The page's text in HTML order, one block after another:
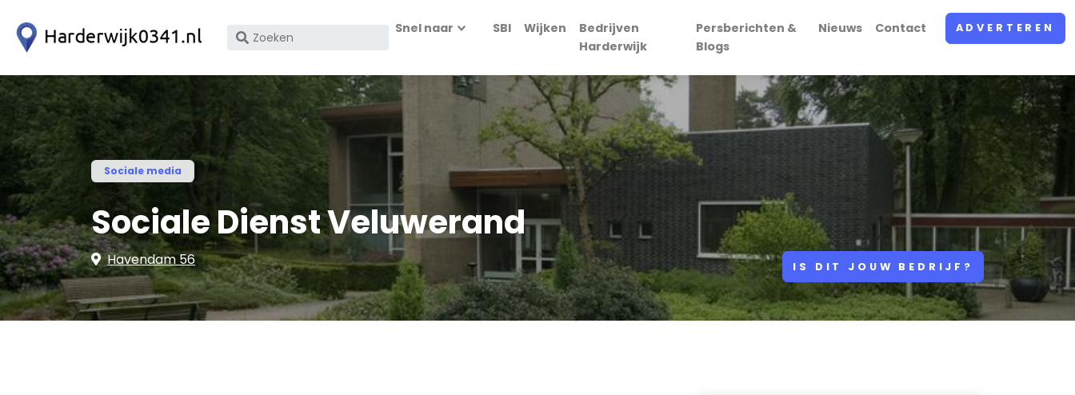
Zoek
bedrijfsnaam
of
KvK
nummer
Snel naar SBI Wijken
Bedrijven
Harderwijk
Persberichten &
Blogs
Nieuws Contact ADVERTEREN
Sociale media
Sociale Dienst Veluwerand
Havendam 56 IS DIT JOUW BEDRIJF?